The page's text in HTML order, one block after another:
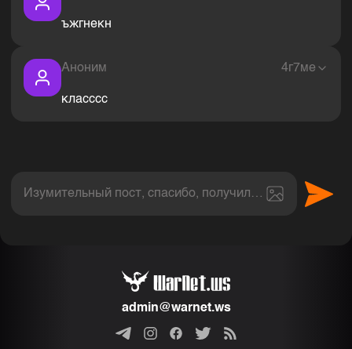
ъжгнекн
Аноним 4г7ме
класссс
Изумительный пост, спасибо, получил величайшее
admin@warnet.ws